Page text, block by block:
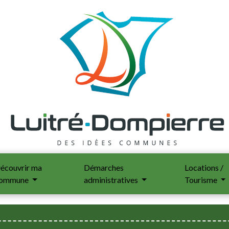
ma
Démarches
administratives
Locations /
Tourisme